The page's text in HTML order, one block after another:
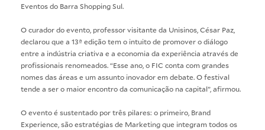
Eventos do Barra Shopping Sul.
O curador do evento, professor visitante da Unisinos, César Paz,
declarou que a 13ª edição tem o intuito de promover o diálogo
entre a indústria criativa e a economia da experiência através de
profissionais renomeados. “Esse ano, o FIC conta com grandes
nomes das áreas e um assunto inovador em debate. O festival
tende a ser o maior encontro da comunicação na capital”, afirmou.
O evento é sustentado por três pilares: o primeiro, Brand
Experience, são estratégias de Marketing que integram todos os